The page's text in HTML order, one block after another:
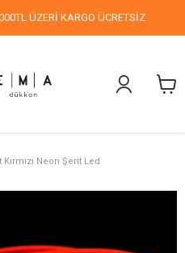
ÜZERİ KARGO ÜCRETSİZ
Kırmızı Neon Şerit Led